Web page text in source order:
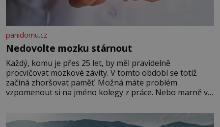
panidomu.cz
Nedovolte mozku stárnout
Každý, komu je přes 25 let, by měl pravidelně
procvičovat mozkové závity. V tomto období se totiž
začíná zhoršovat paměť. Možná máte problém
vzpomenout si na jméno kolegy z práce. Nebo marně v
Je to opravdu tak, s věkem jako kdyby se paměť
rozhodla stávkovat. Cvičte